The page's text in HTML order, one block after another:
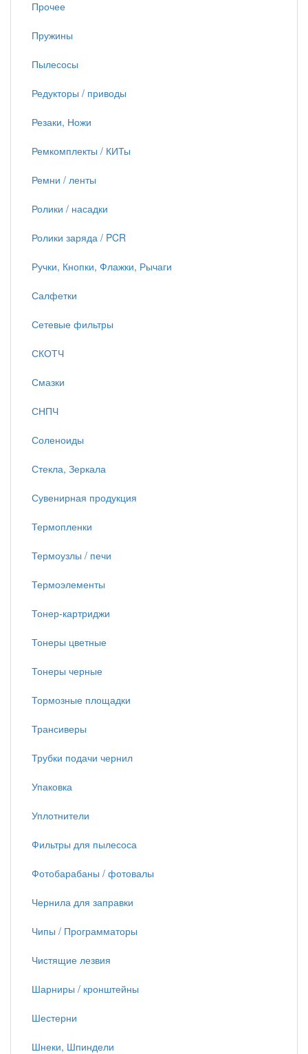
Прочее
Пружины
Пылесосы
Редукторы / приводы
Резаки, Ножи
Ремкомплекты / КИТы
Ремни / ленты
Ролики / насадки
Ролики заряда / PCR
Ручки, Кнопки, Флажки, Рычаги
Салфетки
Сетевые фильтры
СКОТЧ
Смазки
СНПЧ
Соленоиды
Стекла, Зеркала
Сувенирная продукция
Термопленки
Термоузлы / печи
Термоэлементы
Тонер-картриджи
Тонеры цветные
Тонеры черные
Тормозные площадки
Трансиверы
Трубки подачи чернил
Упаковка
Уплотнители
Фильтры для пылесоса
Фотобарабаны / фотовалы
Чернила для заправки
Чипы / Программаторы
Чистящие лезвия
Шарниры / кронштейны
Шестерни
Шнеки, Шпиндели